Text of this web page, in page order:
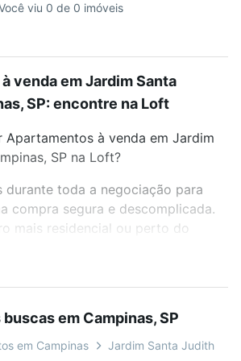
viu 0 de 0 imóveis
venda em Jardim Santa
SP: encontre na Loft
Apartamentos à venda em Jardim
SP na Loft?
durante toda a negociação para
compra segura e descomplicada.
mais residencial ou perto do
à venda em Jardim
SP para conquistar seu
grátis, sem compromisso e você
mais de 46 mil corretores e
em Campinas, SP
em Campinas Jardim Santa Judith